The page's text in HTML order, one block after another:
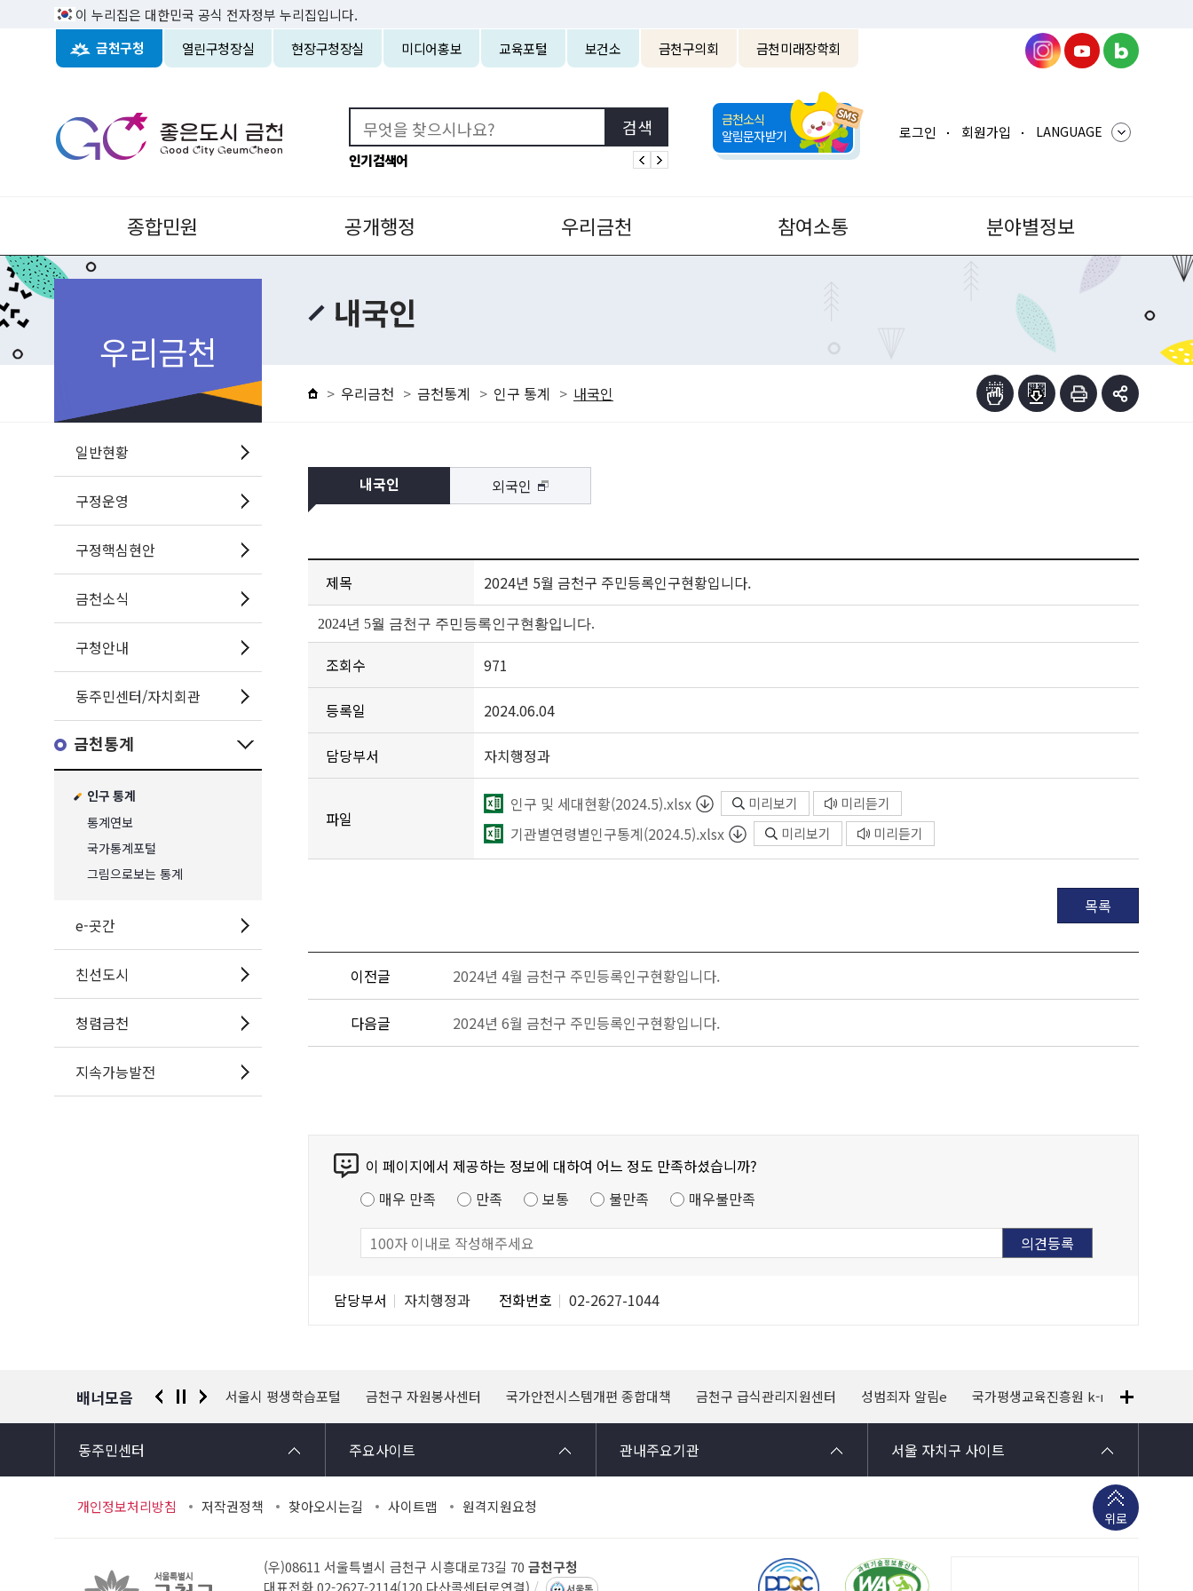
이 누리집은 대한민국 공식 전자정부 누리집입니다.
금천구청 열린구청장실 현장구청장실 미디어홍보 교육포털 보건소 금천구의회 금천미래장학회
인기검색어
금천소식
알림문자받기
로그인 회원가입 LANGUAGE
종합민원 공개행정 우리금천 참여소통 분야별정보
우리금천
일반현황
구정운영
구정핵심현안
금천소식
구청안내
동주민센터/자치회관
금천통계
인구 통계
통계연보
국가통계포털
그림으로보는 통계
e-곳간
친선도시
청렴금천
지속가능발전
내국인
우리금천 금천통계 인구 통계 내국인
내국인 외국인
제목 2024년 5월 금천구 주민등록인구현황입니다.
2024년 5월 금천구 주민등록인구현황입니다.
조회수 971
등록일 2024.06.04
담당부서 자치행정과
파일
인구 및 세대현황(2024.5).xlsx 미리보기 미리듣기
기관별연령별인구통계(2024.5).xlsx 미리보기 미리듣기
목록
이전글 2024년 4월 금천구 주민등록인구현황입니다.
다음글 2024년 6월 금천구 주민등록인구현황입니다.
이 페이지에서 제공하는 정보에 대하여 어느 정도 만족하셨습니까?
매우 만족
만족 보통 불만족 매우불만족
담당부서 자치행정과 전화번호 02-2627-1044
배너모음
경찰청 유실물 통합포털 서울시 평생학습포털 금천구 자원봉사센터 국가안전시스템개편 종합대책 금천구 급식관리지원센터 성범죄자 알림e 국가평생교육진흥원 k-mooc
동주민센터 주요사이트 관내주요기관 서울 자치구 사이트
개인정보처리방침 저작권정책 찾아오시는길 사이트맵 원격지원요청
위로
(우)08611 서울특별시 금천구 시흥대로73길 70 금천구청
대표전화 02-2627-2114(120 다산콜센터로연결)